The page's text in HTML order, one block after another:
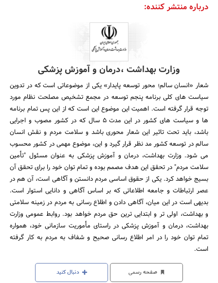
درباره منتشر کننده:
وزارت بهداشت ،درمان و آموزش پزشکی
شعار «انسان سالم؛ محور توسعه پایدار» یکی از موضوعاتی است که در تدوین
سیاست های کلی برنامه پنجم توسعه در مجمع تشخیص مصلحت نظام مورد
توجه قرار گرفته است. اهمیت این موضوع این است که از این پس تمام برنامه
ها و سیاست های کشور در این مدت 5 سال که در کشور مصوب و اجرایی
باشد، باید تحت تاثیر این شعار محوری باشد و سلامت مردم و نقش انسان
سالم در توسعه کشور مد نظر قرار گیرد و این، موضوع مهمی در کشور محسوب
می شود. وزارت بهداشت، درمان و آموزش پزشکی به عنوان مسئول "تأمین
سلامت مردم" در تحقق این هدف مصمم بوده و تمام توان خود را برای تحقق آن
بسیج خواهد کرد. یکی از حقوق اساسی مردم دانستن و آگاهی است، آن هم در
عصر ارتباطات و جامعه اطلاعاتی که بر اساس آگاهی و دانایی استوار است.
بدیهی است در این میان، آگاهی دادن و اطلاع رسانی به مردم در زمینه سلامتی
و بهداشت، اولی تر و ابتدایی ترین حق مردم خواهد بود. روابط عمومی وزارت
بهداشت، درمان و آموزش پزشکی در راستای مأموریت سازمانی خود، همواره
تمام توان خود را در امر اطلاع رسانی صحیح و شفاف به مردم به کار گرفته
است.
صفحه رسمی دنبال کنید